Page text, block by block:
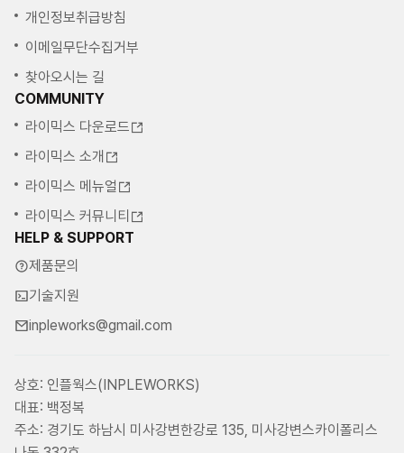
개인정보취급방침
이메일무단수집거부
찾아오시는 길
COMMUNITY
라이믹스 다운로드
라이믹스 소개
라이믹스 메뉴얼
라이믹스 커뮤니티
HELP & SUPPORT
제품문의
기술지원
inpleworks@gmail.com
상호: 인플웍스(INPLEWORKS)
대표: 백정복
주소: 경기도 하남시 미사강변한강로 135, 미사강변스카이폴리스